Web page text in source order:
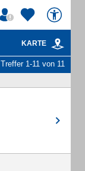
KARTE
Treffer 1-11 von 11